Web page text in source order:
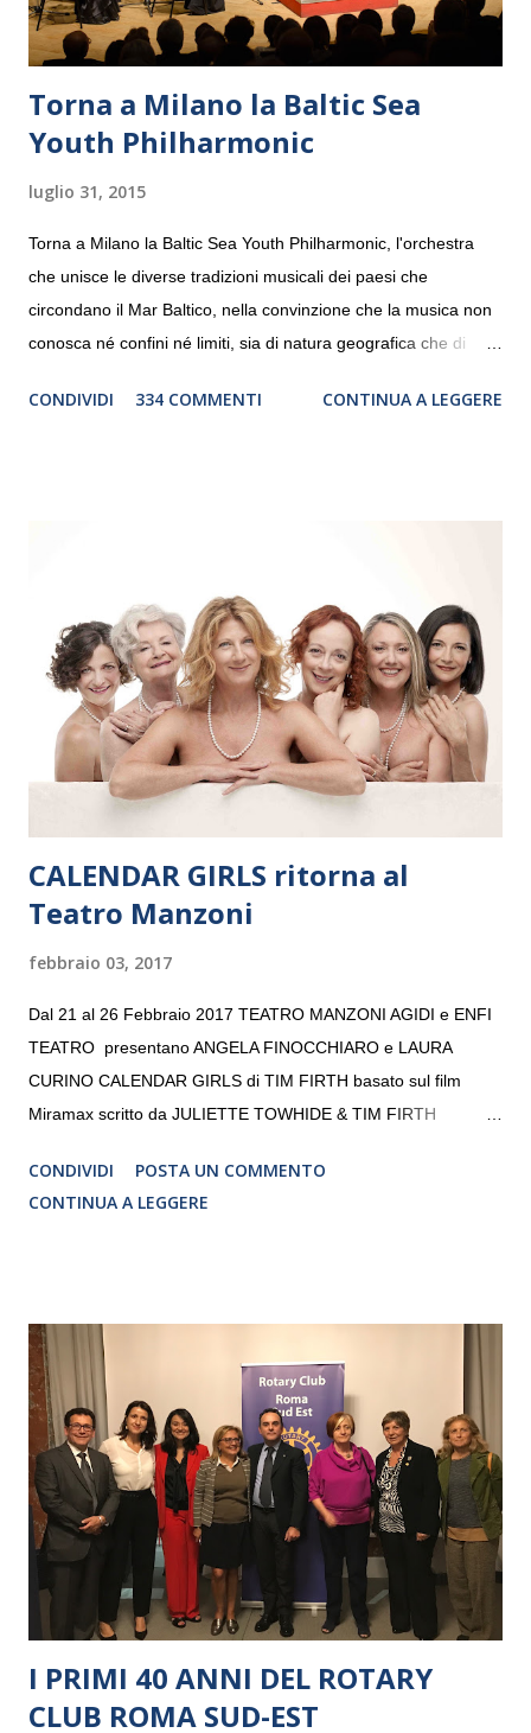
Torna a Milano la Baltic Sea
Youth Philharmonic
luglio 31, 2015
Torna a Milano la Baltic Sea Youth Philharmonic, l'orchestra
che unisce le diverse tradizioni musicali dei paesi che
circondano il Mar Baltico, nella convinzione che la musica non
conosca né confini né limiti, sia di natura geografica che di
debutterà il 10 settembre a Heiden, in Germania, e toccherà, in
“Settembre dell’Accademia” dove si esibirà per il secondo anno
consecutivo. Il pubblico milanese avrà il piacere di applaudire i
giovani artisti della Baltic Sea Youth Philharmonic per la quarta
volta. L’orchestra, fondata nel 2008 da Kristjan Järvi (affiancato
da un prestigioso consiglio di consulent...
CONDIVIDI 334 COMMENTI CONTINUA A LEGGERE
CALENDAR GIRLS ritorna al
Teatro Manzoni
febbraio 03, 2017
Dal 21 al 26 Febbraio 2017 TEATRO MANZONI AGIDI e ENFI
TEATRO presentano ANGELA FINOCCHIARO e LAURA
CURINO CALENDAR GIRLS di TIM FIRTH basato sul film
Miramax scritto da JULIETTE TOWHIDE & TIM FIRTH
CRISTINA PEZZOLI
CONDIVIDI
POSTA UN COMMENTO
CONTINUA A LEGGERE
I PRIMI 40 ANNI DEL ROTARY
CLUB ROMA SUD-EST